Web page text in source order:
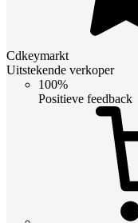
Cdkeymarkt
Uitstekende verkoper
100%
Positieve feedback